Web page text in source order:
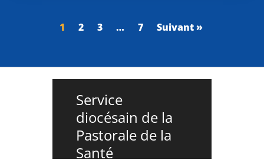
1 2 3 … 7 Suivant »
Service
diocésain de la
Pastorale de la
Santé